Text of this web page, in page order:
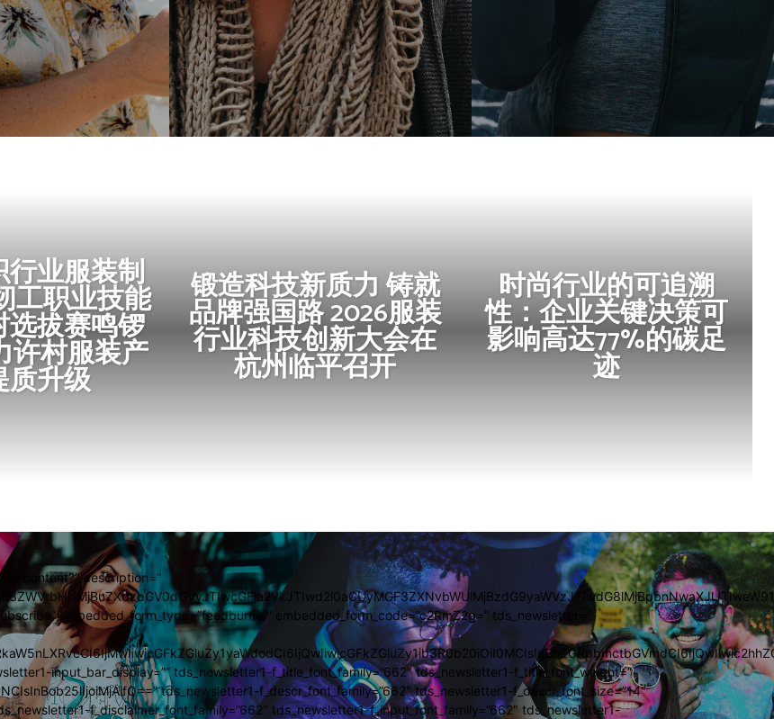
业服装制
工职业技能
拔赛鸣锣
许村服装产
质升级
锻造科技新质力 铸就
品牌强国路 2026服装
行业科技创新大会在
杭州临平召开
时尚行业的可追溯
性：企业关键决策可
影响高达77%的碳足
迹
content?” description=”
embedded_form_type=”feedburner” embedded_form_code=”c2RmZ2g=” tds_newsletter=”
input_bar_display=”” tds_newsletter1-f_title_font_family=”662″ tds_newsletter1-f_title_font_weight=”
tds_newsletter1-f_descr_font_family=”662″ tds_newsletter1-f_descr_font_size=”14″
f_disclaimer_font_family=”662″ tds_newsletter1-f_input_font_family=”662″ tds_newsletter1-